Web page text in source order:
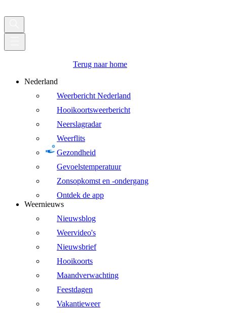
Terug naar home
Nederland
Weerbericht Nederland
Hooikoortsweerbericht
Neerslagradar
Weerflits
Gezondheid
Gevoelstemperatuur
Zonsopkomst en -ondergang
Ontdek de app
Weernieuws
Nieuwsblog
Weervideo's
Nieuwsbrief
Hooikoorts
Maandverwachting
Feestdagen
Vakantieweer